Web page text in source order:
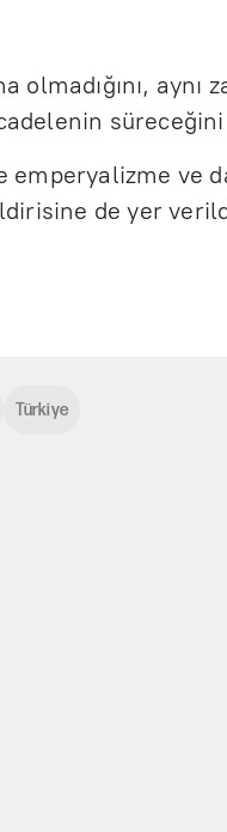
olmadığını, aynı
emperyalizme ve
de yer
Türkiye